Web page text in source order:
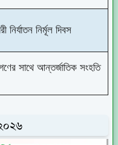
নির্যাতন নির্মূল দিবস
সাথে আন্তর্জাতিক সংহতি